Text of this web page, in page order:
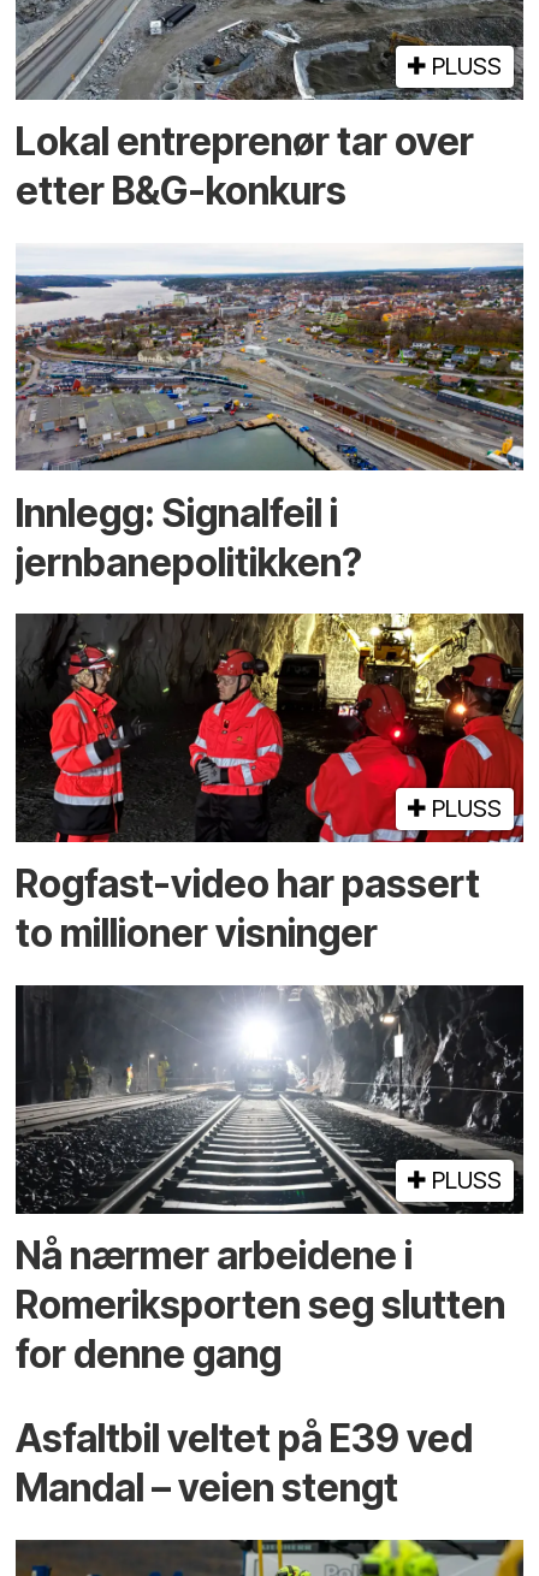
PLUSS
Lokal entreprenør tar over
etter B&G-konkurs
Innlegg: Signalfeil i
jernbanepolitikken?
PLUSS
Rogfast-video har passert
to millioner visninger
PLUSS
Nå nærmer arbeidene i
Romeriksporten seg slutten
for denne gang
Asfaltbil veltet på E39 ved
Mandal – veien stengt